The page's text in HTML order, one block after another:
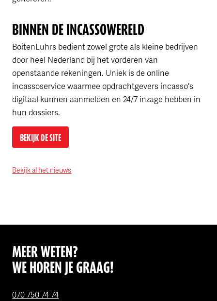
BINNEN DE INCASSOWERELD
BoitenLuhrs bedient zowel grote als kleine bedrijven
door heel Nederland bij het vorderen van
openstaande rekeningen. Uniek is de online
incassoservice waarmee opdrachtgevers incasso's
digitaal kunnen aanmelden en 24/7 inzage hebben in
hun dossiers.
BEKIJK DE SITE
Bekijk al het nieuws
MEER WETEN?
WE HOREN JE GRAAG!
070 750 74 74